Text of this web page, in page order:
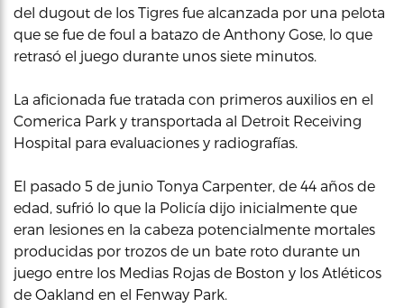
del dugout de los Tigres fue alcanzada por una pelota
que se fue de foul a batazo de Anthony Gose, lo que
retrasó el juego durante unos siete minutos.
La aficionada fue tratada con primeros auxilios en el
Comerica Park y transportada al Detroit Receiving
Hospital para evaluaciones y radiografías.
El pasado 5 de junio Tonya Carpenter, de 44 años de
edad, sufrió lo que la Policía dijo inicialmente que
eran lesiones en la cabeza potencialmente mortales
producidas por trozos de un bate roto durante un
juego entre los Medias Rojas de Boston y los Atléticos
de Oakland en el Fenway Park.